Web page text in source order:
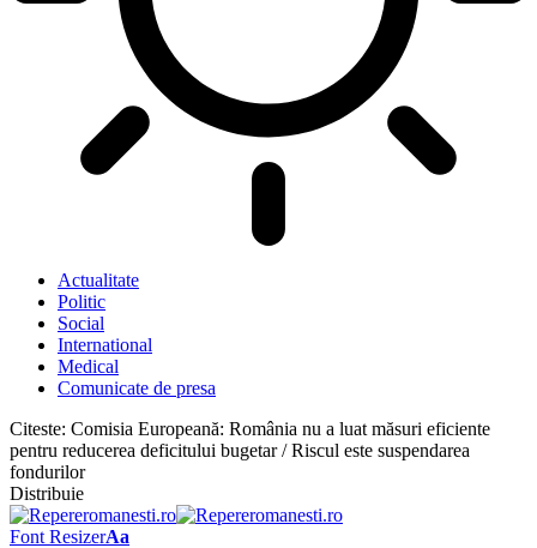
Actualitate
Politic
Social
International
Medical
Comunicate de presa
Citeste: Comisia Europeană: România nu a luat măsuri eficiente
pentru reducerea deficitului bugetar / Riscul este suspendarea
fondurilor
Distribuie
Font ResizerAa